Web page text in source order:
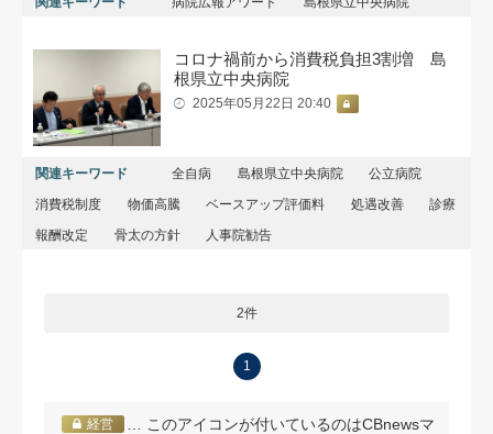
コロナ禍前から消費税負担3割増 島
根県立中央病院
2025年05月22日 20:40
関連キーワード 全自病 島根県立中央病院
公立病院
消費税制度
物価高騰 ベースアップ評価料 処遇改善
診療
報酬改定
骨太の方針 人事院勧告
2件
1
経営
… このアイコンが付いているのはCBnewsマ